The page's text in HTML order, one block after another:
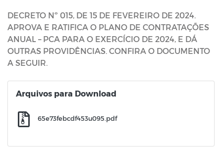
DECRETO Nº 015, DE 15 DE FEVEREIRO DE 2024.
APROVA E RATIFICA O PLANO DE CONTRATAÇÕES
ANUAL – PCA PARA O EXERCÍCIO DE 2024, E DÁ
OUTRAS PROVIDÊNCIAS. CONFIRA O DOCUMENTO
A SEGUIR.
Arquivos para Download
65e73febcdf453u095.pdf